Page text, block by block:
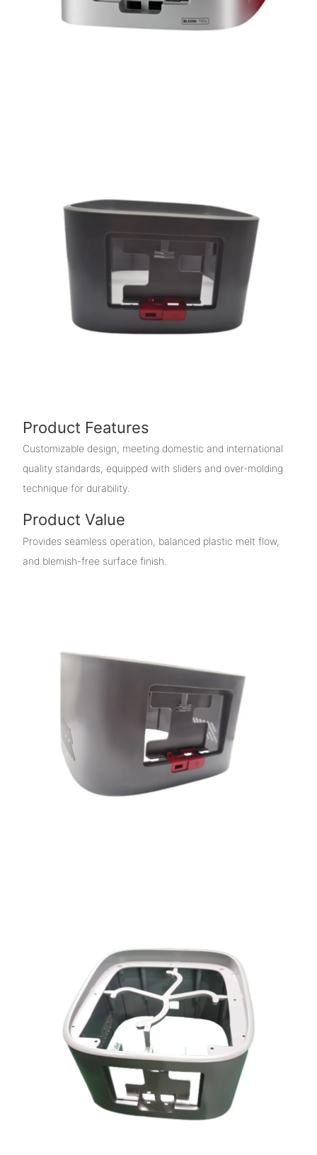
Product Features
Customizable design, meeting domestic and international
quality standards, equipped with sliders and over-molding
technique for durability.
Product Value
Provides seamless operation, balanced plastic melt flow,
and blemish-free surface finish.